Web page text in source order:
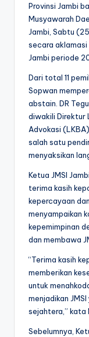
Provinsi Jambi
Musyawarah
Jambi, Sabtu
secara aklamasi
Jambi periode
Dari total 11
Sopwan
abstain. DR
diwakili Direktur
Advokasi
salah satu
menyaksikan
Ketua JMSI
terima kasih
kepercayaan
menyampaikan
kepemimpinan
dan membawa
“Terima kasih
memberikan
untuk
menjadikan
sejahtera,” kata
Sebelumnya,